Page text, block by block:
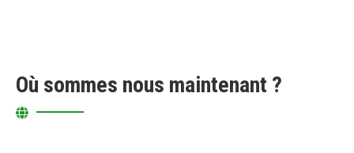
Où sommes nous maintenant ?